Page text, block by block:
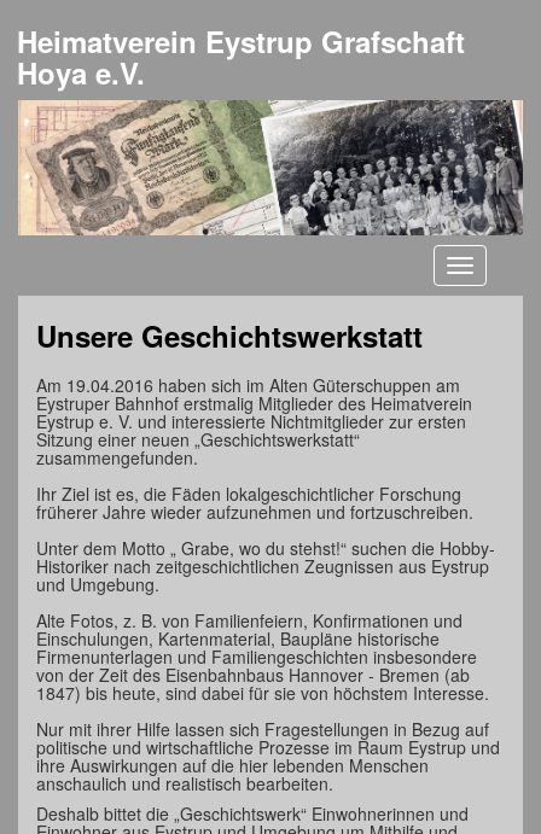
Heimatverein Eystrup Grafschaft
Hoya e.V.
Toggle
Unsere Geschichtswerkstatt
Am 19.04.2016 haben sich im Alten Güterschuppen am
Eystruper Bahnhof erstmalig Mitglieder des Heimatverein
Eystrup e. V. und interessierte Nichtmitglieder zur ersten
Sitzung einer neuen „Geschichtswerkstatt“
zusammengefunden.
Ihr Ziel ist es, die Fäden lokalgeschichtlicher Forschung
früherer Jahre wieder aufzunehmen und fortzuschreiben.
Unter dem Motto „ Grabe, wo du stehst!“ suchen die Hobby-
Historiker nach zeitgeschichtlichen Zeugnissen aus Eystrup
und Umgebung.
Alte Fotos, z. B. von Familienfeiern, Konfirmationen und
Einschulungen, Kartenmaterial, Baupläne historische
Firmenunterlagen und Familiengeschichten insbesondere
von der Zeit des Eisenbahnbaus Hannover - Bremen (ab
1847) bis heute, sind dabei für sie von höchstem Interesse.
Nur mit ihrer Hilfe lassen sich Fragestellungen in Bezug auf
politische und wirtschaftliche Prozesse im Raum Eystrup und
ihre Auswirkungen auf die hier lebenden Menschen
anschaulich und realistisch bearbeiten.
Deshalb bittet die „Geschichtswerk“ Einwohnerinnen und